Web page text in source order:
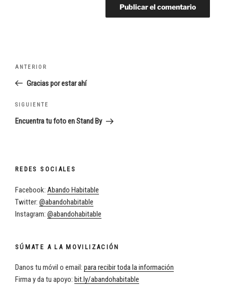
Navegación
entradas
Entrada
anterior:
ANTERIOR
Gracias por estar ahí
Siguiente
entrada
SIGUIENTE
Encuentra tu foto en Stand By
REDES SOCIALES
Facebook: Abando Habitable
Twitter: @abandohabitable
Instagram: @abandohabitable
SÚMATE A LA MOVILIZACIÓN
Danos tu móvil o email: para recibir toda la información
Firma y da tu apoyo: bit.ly/abandohabitable